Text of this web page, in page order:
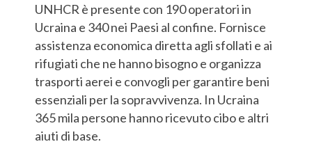
UNHCR è presente con 190 operatori in
Ucraina e 340 nei Paesi al confine. Fornisce
assistenza economica diretta agli sfollati e ai
rifugiati che ne hanno bisogno e organizza
trasporti aerei e convogli per garantire beni
essenziali per la sopravvivenza. In Ucraina
365 mila persone hanno ricevuto cibo e altri
aiuti di base.